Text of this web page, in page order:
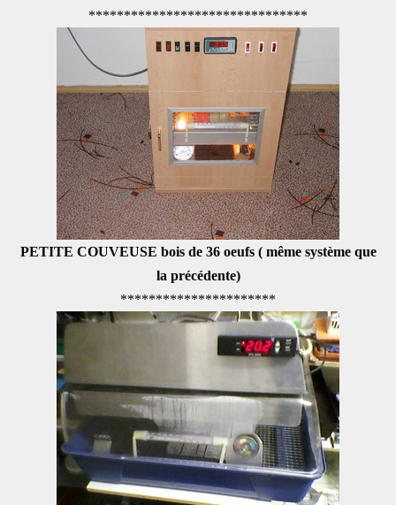
*******************************
PETITE COUVEUSE bois de 36 oeufs ( même système que
la précédente)
**********************